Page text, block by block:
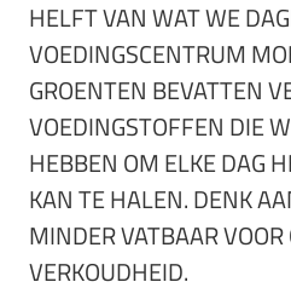
HELFT VAN WAT WE
VOEDINGSCENTRUM
GROENTEN BEVATTEN
VOEDINGSTOFFEN DIE
HEBBEN OM ELKE DAG
KAN TE HALEN. DENK
MINDER VATBAAR VOOR
VERKOUDHEID.